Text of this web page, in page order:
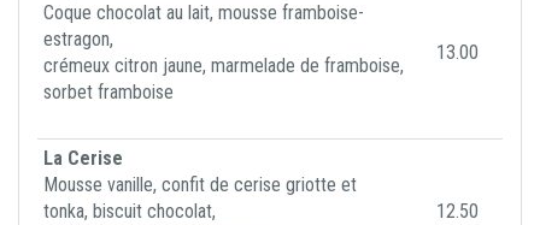
Coque chocolat au lait, mousse framboise-
estragon,
crémeux citron jaune, marmelade de framboise,
sorbet framboise
13.00
La Cerise
Mousse vanille, confit de cerise griotte et
tonka, biscuit chocolat,
12.50